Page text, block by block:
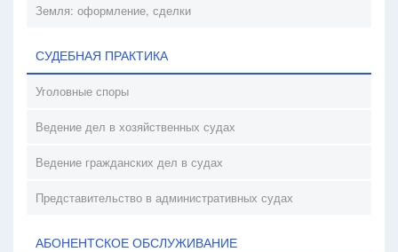
Земля: оформление, сделки
СУДЕБНАЯ ПРАКТИКА
Уголовные споры
Ведение дел в хозяйственных судах
Ведение гражданских дел в судах
Представительство в административных судах
АБОНЕНТСКОЕ ОБСЛУЖИВАНИЕ